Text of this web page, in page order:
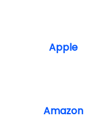
Apple
Amazon